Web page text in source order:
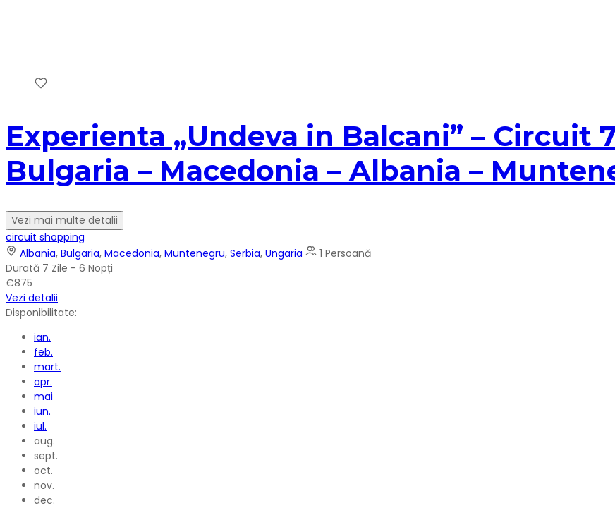
Experienta „Undeva in Balcani” – Circuit
Bulgaria – Macedonia – Albania –
Vezi mai multe detalii
circuit shopping
Albania, Bulgaria, Macedonia, Muntenegru, Serbia, Ungaria
1 Persoană
Durată 7 Zile - 6 Nopți
€875
Vezi detalii
Disponibilitate:
ian.
feb.
mart.
apr.
mai
iun.
iul.
aug.
sept.
oct.
nov.
dec.